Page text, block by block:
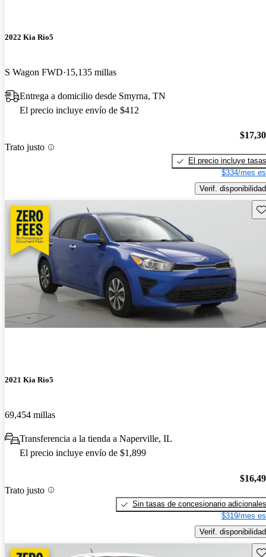
2022 Kia Rio5
S Wagon FWD 15,135 millas
Entrega a domicilio desde Smyrna, TN
El precio incluye envío de $412
Trato justo
El precio incluye tasas
$334/mes
Verif. disponibilidad
2021 Kia Rio5
69,454 millas
Transferencia a la tienda a Naperville, IL
El precio incluye envío de $1,899
Trato justo
Sin tasas de concesionario adicionales
$319/mes
Verif. disponibilidad